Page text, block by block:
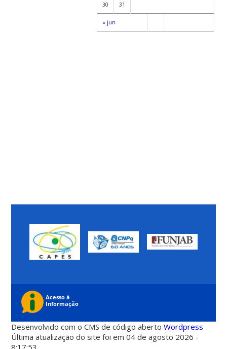
« jun
30 31
Desenvolvido com o CMS de código abertoWordpress
Última atualização do site foi em 04 de agosto 2026 -